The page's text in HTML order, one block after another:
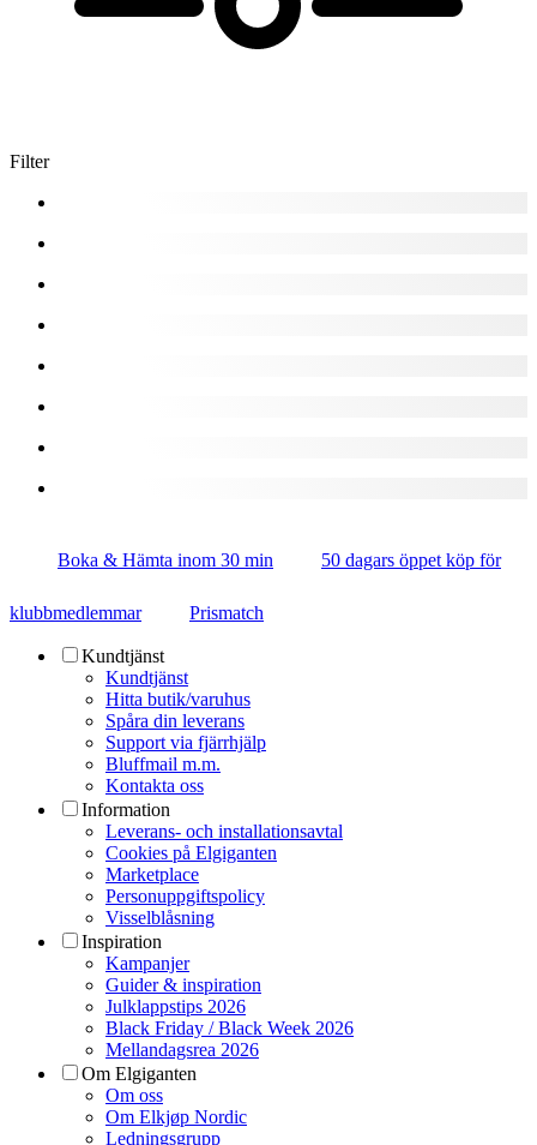
Filter
Boka & Hämta inom 30 min 50 dagars öppet köp för
klubbmedlemmar Prismatch
Kundtjänst
Kundtjänst
Hitta butik/varuhus
Spåra din leverans
Support via fjärrhjälp
Bluffmail m.m.
Kontakta oss
Information
Leverans- och installationsavtal
Cookies på Elgiganten
Marketplace
Personuppgiftspolicy
Visselblåsning
Inspiration
Kampanjer
Guider & inspiration
Julklappstips 2026
Black Friday / Black Week 2026
Mellandagsrea 2026
Om Elgiganten
Om oss
Om Elkjøp Nordic
Ledningsgrupp